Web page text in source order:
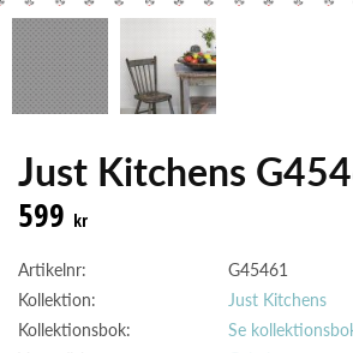
Just Kitchens
599 kr
Artikelnr:
G45461
Kollektion:
Just Kitchens
Kollektionsbok:
Se